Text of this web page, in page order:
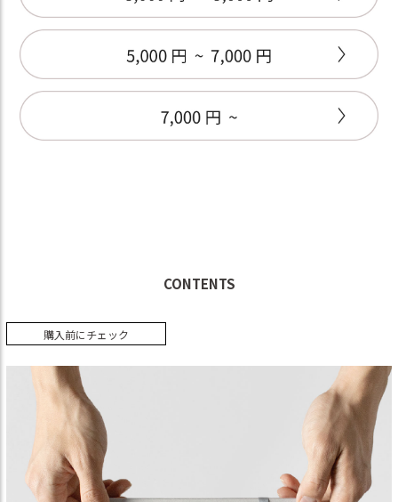
CONTENTS
購入前にチェック